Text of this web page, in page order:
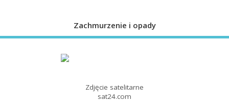
Zachmurzenie i opady
Zdjęcie satelitarne
sat24.com